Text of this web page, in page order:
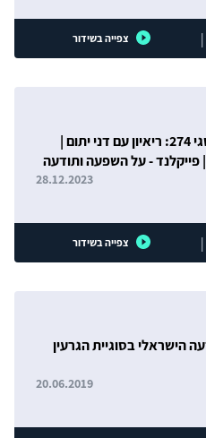
| צפייה בשידור
פודקאסטרטגי 274: ריאיון עם דני יתום |
פייקלנד - על השפעה ותודעה
28.12.2023
| צפייה בשידור
הישראלי בסוגיית הגרעין
20.06.2019